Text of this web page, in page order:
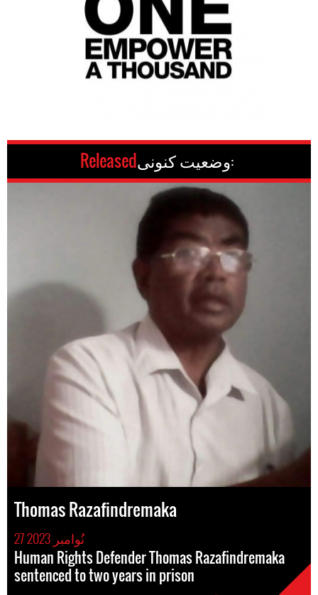
وضعیت کنونی: Released
Thomas Razafindremaka
27 نُوامبر 2023
Human Rights Defender Thomas Razafindremaka
sentenced to two years in prison